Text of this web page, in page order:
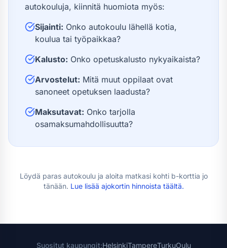
autokouluja, kiinnitä huomiota myös:
Sijainti: Onko autokoulu lähellä kotia,
koulua tai työpaikkaa?
Kalusto: Onko opetuskalusto nykyaikaista?
Arvostelut: Mitä muut oppilaat ovat
sanoneet opetuksen laadusta?
Maksutavat: Onko tarjolla
osamaksumahdollisuutta?
Löydä paras autokoulu ja aloita matkasi kohti b-korttia jo
tänään. Lue lisää ajokortin hinnoista täältä.
Suositut kaupungit:HelsinkiTampereTurkuOulu